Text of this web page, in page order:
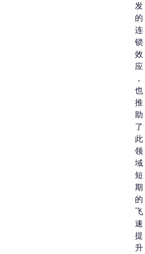
发
的
连
锁
效
应
，
也
推
助
了
此
领
域
短
期
的
飞
速
提
升